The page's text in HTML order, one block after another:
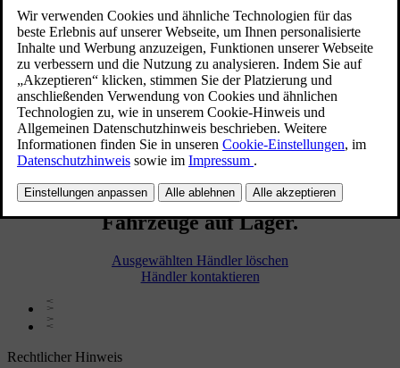
Dieser Händler hat derzeit keine
Fahrzeuge auf Lager.
Ausgewählten Händler löschen
Händler kontaktieren
Rechtlicher Hinweis